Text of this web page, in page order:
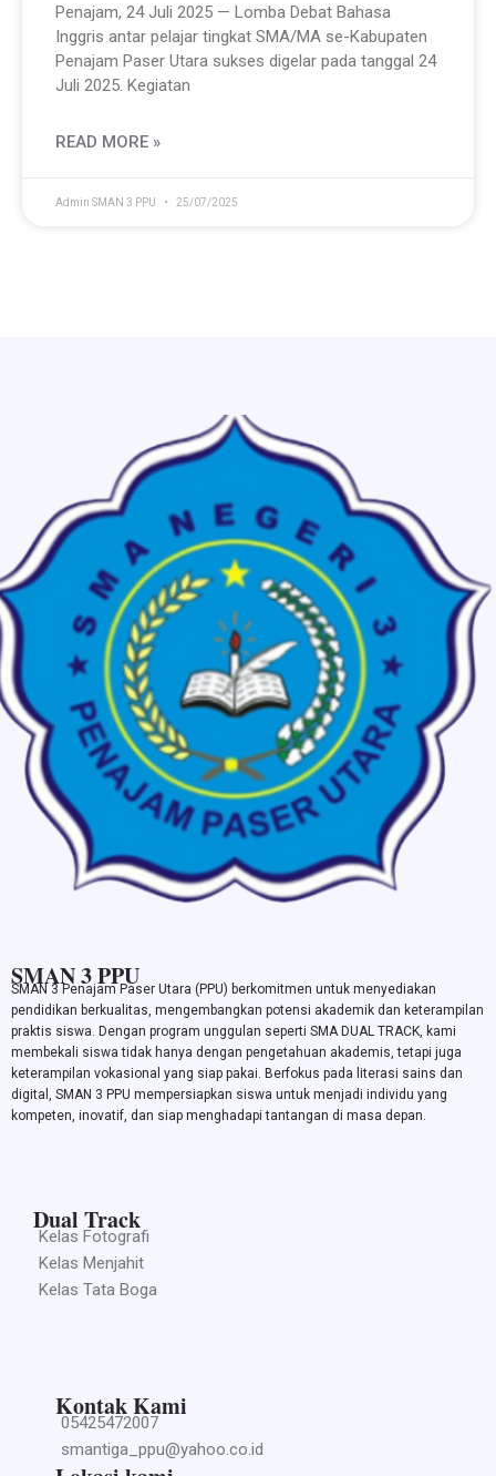
Penajam, 24 Juli 2025 — Lomba Debat Bahasa
Inggris antar pelajar tingkat SMA/MA se-Kabupaten
Penajam Paser Utara sukses digelar pada tanggal 24
Juli 2025. Kegiatan
READ MORE »
Admin SMAN 3 PPU 25/07/2025
SMAN 3 PPU
SMAN 3 Penajam Paser Utara (PPU) berkomitmen untuk menyediakan
pendidikan berkualitas, mengembangkan potensi akademik dan keterampilan
praktis siswa. Dengan program unggulan seperti SMA DUAL TRACK, kami
membekali siswa tidak hanya dengan pengetahuan akademis, tetapi juga
keterampilan vokasional yang siap pakai. Berfokus pada literasi sains dan
digital, SMAN 3 PPU mempersiapkan siswa untuk menjadi individu yang
kompeten, inovatif, dan siap menghadapi tantangan di masa depan.
Dual Track
Kelas Fotografi
Kelas Menjahit
Kelas Tata Boga
Kontak Kami
05425472007
smantiga_ppu@yahoo.co.id